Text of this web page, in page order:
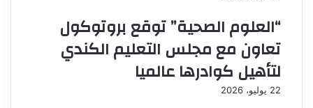
“العلوم الصحية” توقع بروتوكول
تعاون مع مجلس التعليم الكندي
لتأهيل كوادرها عالميا
22 يوليو، 2026